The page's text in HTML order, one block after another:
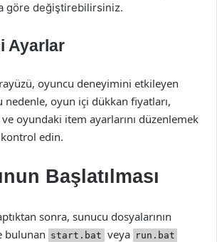
göre değiştirebilirsiniz.
Ayarlar
oyuncu deneyimini etkileyen
nedenle, oyun içi dükkan fiyatları,
oyundaki item ayarlarını düzenlemek
edin.
Başlatılması
sonra, sunucu dosyalarının
bulunan start.bat veya run.bat